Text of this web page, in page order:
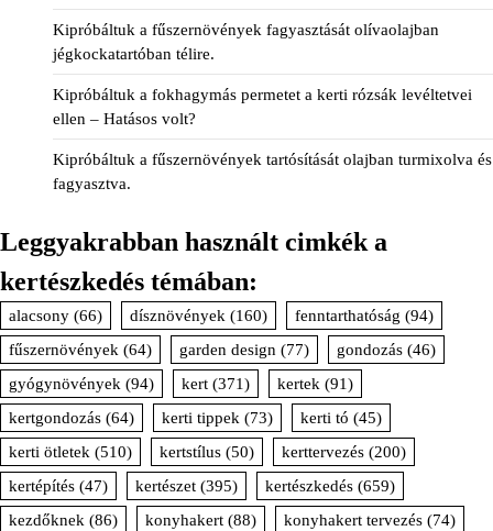
Kipróbáltuk a fűszernövények fagyasztását olívaolajban
jégkockatartóban télire.
Kipróbáltuk a fokhagymás permetet a kerti rózsák levéltetvei
ellen – Hatásos volt?
Kipróbáltuk a fűszernövények tartósítását olajban turmixolva és
fagyasztva.
Leggyakrabban használt cimkék a
kertészkedés témában:
alacsony (66) dísznövények (160) fenntarthatóság (94)
fűszernövények (64) garden design (77) gondozás (46)
gyógynövények (94) kert (371) kertek (91)
kertgondozás (64) kerti tippek (73) kerti tó (45)
kerti ötletek (510) kertstílus (50) kerttervezés (200)
kertépítés (47) kertészet (395) kertészkedés (659)
kezdőknek (86) konyhakert (88) konyhakert tervezés (74)